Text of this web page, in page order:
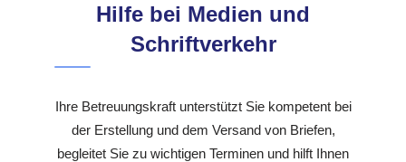
Hilfe bei Medien und
Schriftverkehr
Ihre Betreuungskraft unterstützt Sie kompetent bei
der Erstellung und dem Versand von Briefen,
begleitet Sie zu wichtigen Terminen und hilft Ihnen